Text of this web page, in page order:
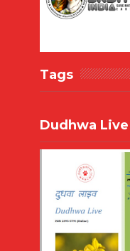
Tags
Dudhwa